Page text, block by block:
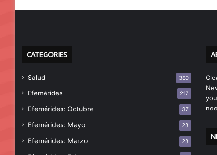
CATEGORIES
Salud 389
Efemérides 217
Efemérides: Octubre 37
Efemérides: Mayo 28
Efemérides: Marzo 28